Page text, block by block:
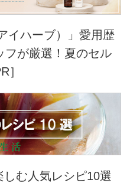
イハーブ）」愛用歴
フが厳選！夏のセル
］
む人気レシピ10選